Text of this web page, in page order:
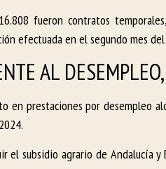
fueron contratos
efectuada en el segundo mes
AL
en prestaciones por desempleo
el subsidio agrario de Andalucía